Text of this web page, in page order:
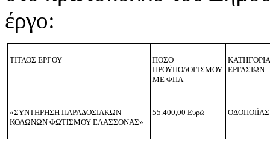
έργο:
ΤΙΤΛΟΣ ΕΡΓΟΥ
ΠΟΣΟ
ΠΡΟΫΠΟΛΟΓΙΣΜΟΥ
ΜΕ ΦΠΑ
ΚΑΤΗΓΟΡΙΑ
ΕΡΓΑΣΙΩΝ
«ΣΥΝΤΗΡΗΣΗ ΠΑΡΑΔΟΣΙΑΚΩΝ
ΚΟΛΩΝΩΝ ΦΩΤΙΣΜΟΥ ΕΛΑΣΣΟΝΑΣ»
55.400,00 Ευρώ ΟΔΟΠΟΙΪΑΣ